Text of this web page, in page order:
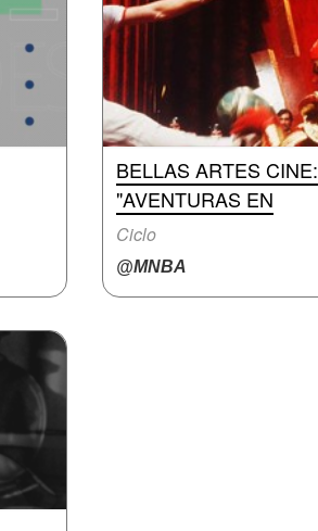
BELLAS ARTES CINE:
"AVENTURAS EN
Ciclo
@MNBA